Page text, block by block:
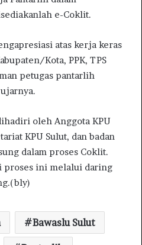
e-Coklit.
atas kerja keras
Kota, PPK, TPS
petugas pantarlih
oleh Anggota KPU
KPU Sulut, dan badan
dalam proses Coklit.
proses ini melalui daring
Bawaslu Sulut